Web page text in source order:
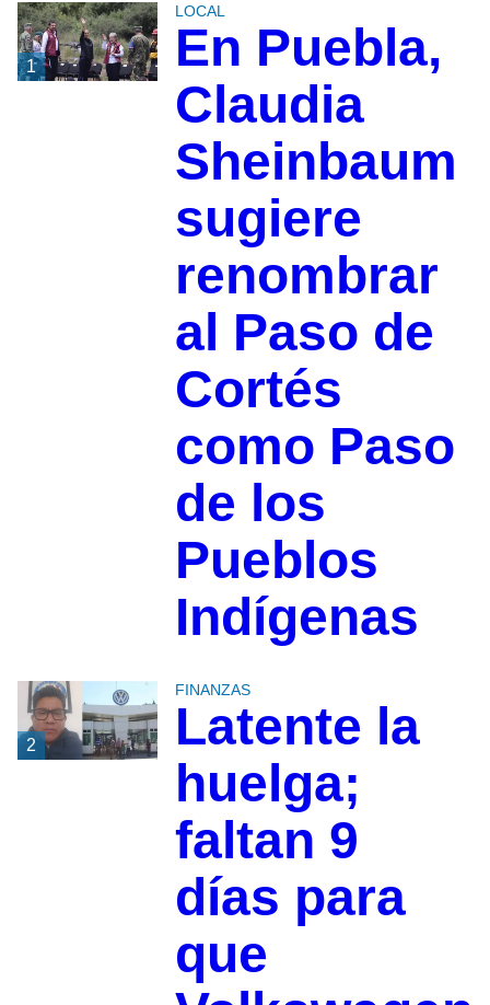
1
LOCAL
En Puebla,
Claudia
Sheinbaum
sugiere
renombrar
al Paso de
Cortés
como Paso
de los
Pueblos
Indígenas
2
FINANZAS
Latente la
huelga;
faltan 9
días para
que